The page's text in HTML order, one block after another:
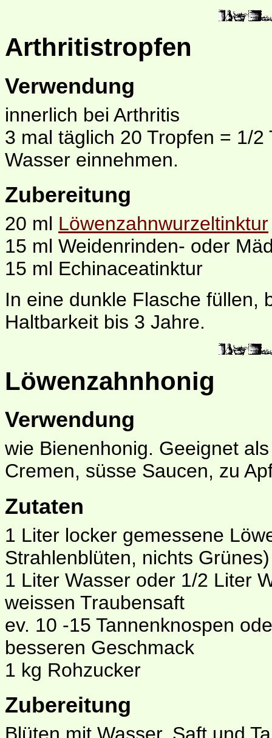
Arthritistropfen
Verwendung
innerlich bei Arthritis
3 mal täglich 20 Tropfen = 1/
Wasser einnehmen.
Zubereitung
20 ml Löwenzahnwurzeltinktur
15 ml Weidenrinden- oder
15 ml Echinaceatinktur
In eine dunkle Flasche füllen,
Haltbarkeit bis 3 Jahre.
Löwenzahnhonig
Verwendung
wie Bienenhonig. Geeignet
Cremen, süsse Saucen, zu
Zutaten
1 Liter locker gemessene
Strahlenblüten, nichts Grünes)
1 Liter Wasser oder 1/2 Liter
weissen Traubensaft
ev. 10 -15 Tannenknospen
besseren Geschmack
1 kg Rohzucker
Zubereitung